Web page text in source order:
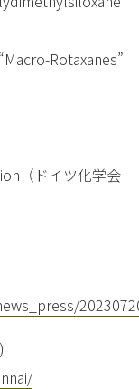
Rotaxanes”
（ドイツ化学会